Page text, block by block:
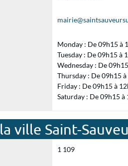
Monday : De 09h15 à
Tuesday : De 09h15 à
Wednesday : De
Thursday : De 09h15
Friday : De 09h15 à
Saturday : De 09h15 à
ville Saint-
1 109